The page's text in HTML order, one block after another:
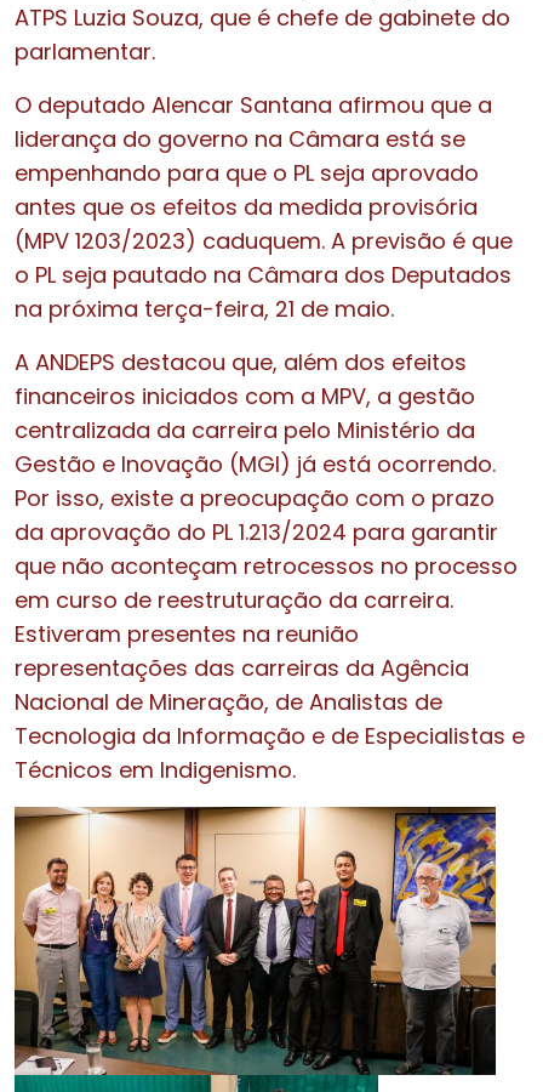
ATPS Luzia Souza, que é chefe de gabinete do
parlamentar.
O deputado Alencar Santana afirmou que a
liderança do governo na Câmara está se
empenhando para que o PL seja aprovado
antes que os efeitos da medida provisória
(MPV 1203/2023) caduquem. A previsão é que
o PL seja pautado na Câmara dos Deputados
na próxima terça-feira, 21 de maio.
A ANDEPS destacou que, além dos efeitos
financeiros iniciados com a MPV, a gestão
centralizada da carreira pelo Ministério da
Gestão e Inovação (MGI) já está ocorrendo.
Por isso, existe a preocupação com o prazo
da aprovação do PL 1.213/2024 para garantir
que não aconteçam retrocessos no processo
em curso de reestruturação da carreira.
Estiveram presentes na reunião
representações das carreiras da Agência
Nacional de Mineração, de Analistas de
Tecnologia da Informação e de Especialistas e
Técnicos em Indigenismo.